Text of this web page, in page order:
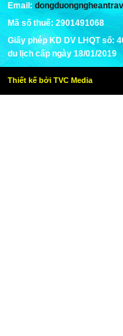
Email:
Mã số thuế: 2901491068
Giấy phép KD DV LHQT số:
du lịch cấp ngày 18/01/2019
Thiết kế bởi TVC Media